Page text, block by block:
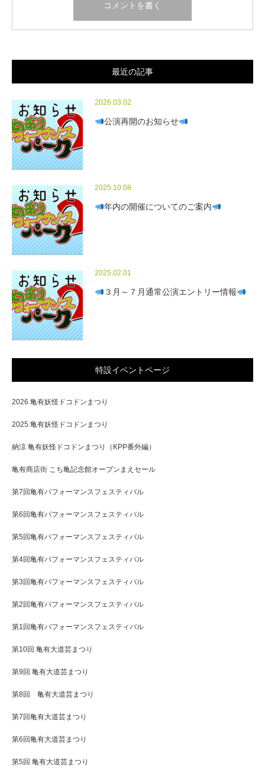
最近の記事
2026.03.02
公演再開のお知らせ
2025.10.08
年内の開催についてのご案内
2025.02.01
３月～７月通常公演エントリー情報
特設イベントページ
2026 亀有妖怪ドコドンまつり
2025 亀有妖怪ドコドンまつり
納涼 亀有妖怪ドコドンまつり（KPP番外編）
亀有商店街 こち亀記念館オープンまえセール
第7回亀有パフォーマンスフェスティバル
第6回亀有パフォーマンスフェスティバル
第5回亀有パフォーマンスフェスティバル
第4回亀有パフォーマンスフェスティバル
第3回亀有パフォーマンスフェスティバル
第2回亀有パフォーマンスフェスティバル
第1回亀有パフォーマンスフェスティバル
第10回 亀有大道芸まつり
第9回 亀有大道芸まつり
第8回 亀有大道芸まつり
第7回亀有大道芸まつり
第6回亀有大道芸まつり
第5回 亀有大道芸まつり